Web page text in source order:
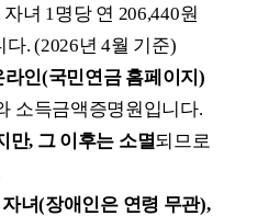
자녀 1명당 연 206,440원
다. (2026년 4월 기준)
인(국민연금 홈페이지)
소득금액증명원입니다.
만, 그 이후는 소멸되므로
녀(장애인은 연령 무관),